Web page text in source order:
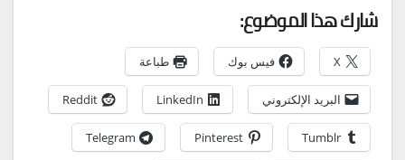
شارك هذا الموضوع:
X فيس بوك طباعة
البريد الإلكتروني LinkedIn
Reddit
Tumblr
Pinterest
Telegram